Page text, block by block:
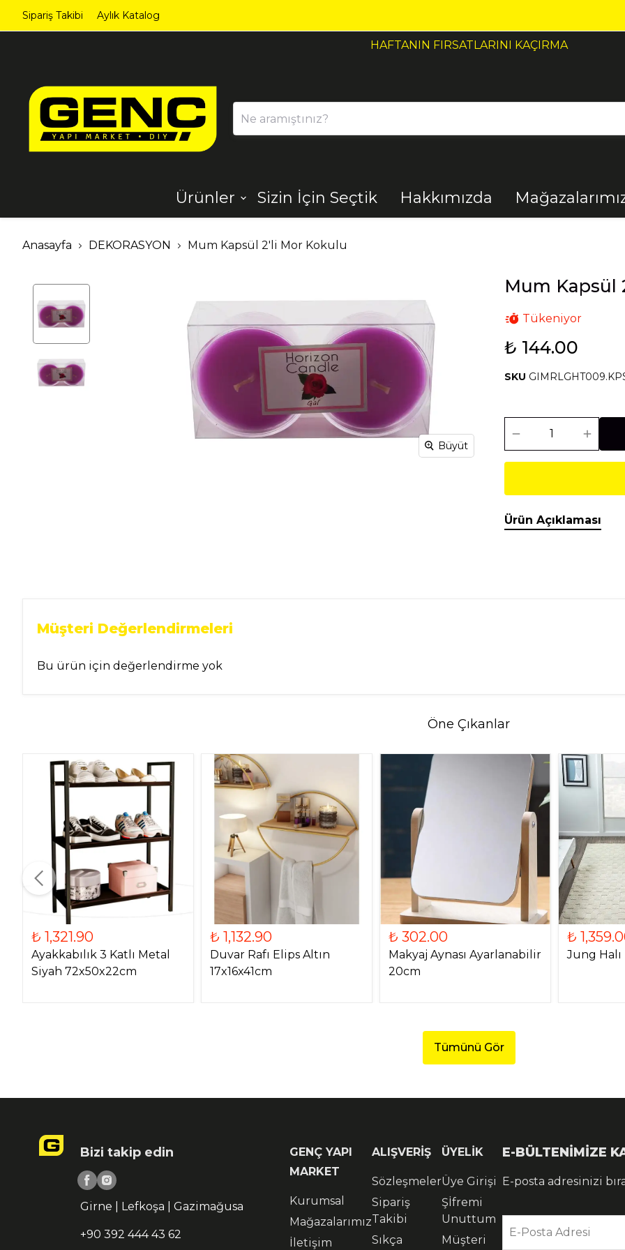
Sipariş Takibi Aylık Katalog
HAFTANIN FIRSATLARINI KAÇIRMA
Ürünler
Ahşap Aydınlatma Bahçe
Dekorasyon
Ürünleri
Elektrik
Ev Gereçleri
Hırdavat
Malzemeleri
Isıtma Soğutma Makineler
Seramik
Temel İnşaat
Malzemeleri
Tesisat
Malzemeleri
Sizin İçin Seçtik Hakkımızda
Anasayfa DEKORASYON Mum Kapsül 2'li Mor Kokulu
Büyüt
Mum Kapsül
Tükeniyor
₺ 144.00
SKU
Ürün Açıklaması
Müşteri Değerlendirmeleri
Bu ürün için değerlendirme yok
Öne Çıkanlar
₺ 1,321.90
Ayakkabılık 3 Katlı Metal
Siyah 72x50x22cm
₺ 1,132.90
Duvar Rafı Elips Altın
17x16x41cm
₺ 302.00
Makyaj Aynası Ayarlanabilir
20cm
₺
Jung Halı
Tümünü Gör
Bizi takip edin
Girne | Lefkoşa | Gazimağusa
+90 392 444 43 62
GENÇ YAPI
MARKET
Kurumsal
Mağazalarımız
İletişim
ALIŞVERİŞ
Sözleşmeler
Sipariş
Takibi
Sıkça
ÜYELİK
Üye Girişi
Şİfremi
Unuttum
Müşteri
E-BÜLTENİMİZE
E-posta adresinizi
E-Posta Adresi